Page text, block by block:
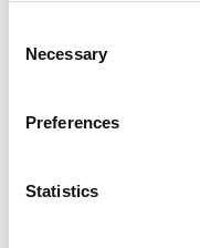
Selection
Necessary
Preferences
Statistics